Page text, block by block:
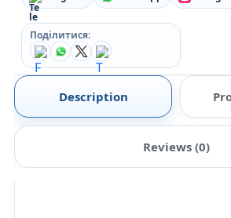
Поділитися:
Description
Reviews (0)